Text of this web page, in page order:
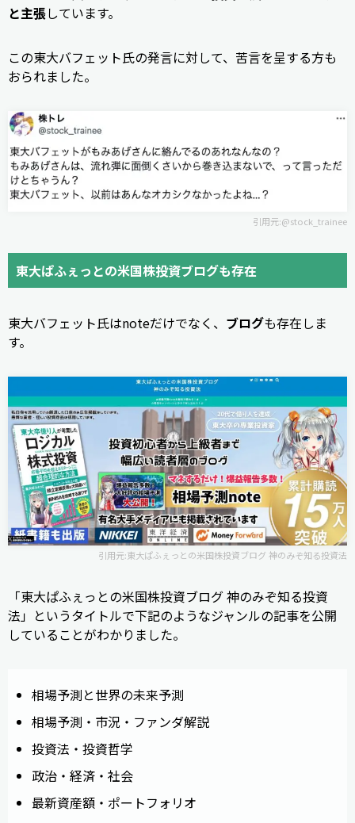
と主張しています。
この東大バフェット氏の発言に対して、苦言を呈する方も
おられました。
引用元:@stock_trainee
東大ぱふぇっとの米国株投資ブログも存在
東大バフェット氏はnoteだけでなく、 ブログも存在しま
す。
引用元:東大ぱふぇっとの米国株投資ブログ 神のみぞ知る投資法
「東大ぱふぇっとの米国株投資ブログ 神のみぞ知る投資
法」というタイトルで下記のようなジャンルの記事を公開
していることがわかりました。
相場予測と世界の未来予測
相場予測・市況・ファンダ解説
投資法・投資哲学
政治・経済・社会
最新資産額・ポートフォリオ